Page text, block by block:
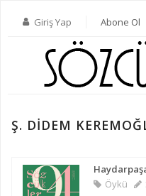
Giriş Yap Abone Ol
TÜM SAYILAR
KATEGORILER
Ş. DIDEM
Öykü